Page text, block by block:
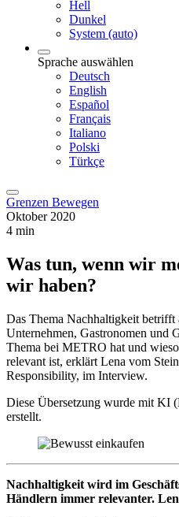
Hell
Dunkel
System (auto)
Sprache auswählen
Deutsch
English
Español
Français
Italiano
Polski
Türkçe
Grenzen Bewegen
Oktober 2020
4 min
Was tun, wenn wir
wir haben?
Das Thema Nachhaltigkeit betrifft
Unternehmen, Gastronomen und
Thema bei METRO hat und
relevant ist, erklärt Lena vom
Responsibility, im Interview.
Diese Übersetzung wurde mit KI
erstellt.
Nachhaltigkeit wird im
Händlern immer relevanter.